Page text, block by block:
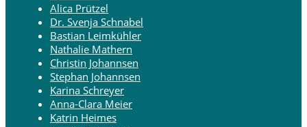
Alica Prützel
Dr. Svenja Schnabel
Bastian Leimkühler
Nathalie Mathern
Christin Johannsen
Stephan Johannsen
Karina Schreyer
Anna-Clara Meier
Katrin Heimes